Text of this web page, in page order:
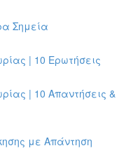
Σημεία
| 10 Ερωτήσεις
| 10 Απαντήσεις &
με Απάντηση